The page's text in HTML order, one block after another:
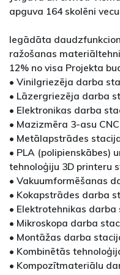
apguva 164 skolēni
Iegādāta
ražošanas
12% no visa Projekta
• Vinilgriezēja darba
• Lāzergriezēja darba
• Elektronikas darba
• Mazizmēra 3-asu
• Metālapstrādes
• PLA (polipienskābes)
tehnoloģiju 3D printeru
• Vakuumformēšanas
• Kokapstrādes darba
• Elektrotehnikas darba
• Mikroskopa darba
• Montāžas darba
• Kombinētās
• Kompozītmateriālu